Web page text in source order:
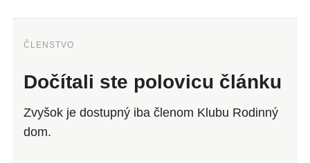
ČLENSTVO
Dočítali ste polovicu článku
Zvyšok je dostupný iba členom Klubu Rodinný
dom.